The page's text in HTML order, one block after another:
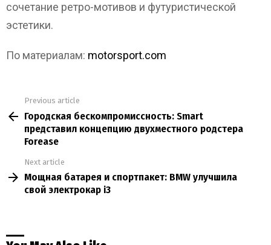
сочетание ретро-мотивов и футуристической
эстетики.
По материалам: motorsport.com
more
Previous article
Городская бескомпромиссность: Smart
представил концепцию двухместного родстера
Forease
Next article
Мощная батарея и спортпакет: BMW улучшила
свой электрокар i3